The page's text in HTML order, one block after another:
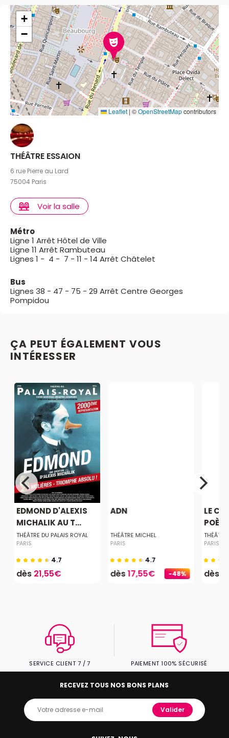
+
−
Leaflet | ©OpenStreetMapcontributors
THÉÂTRE ESSAION
6 rue Pierre au Lard
75004 Paris
Voir la salle
Métro
Ligne 1 Arrêt Hôtel de Ville
Ligne 11 Arrêt Rambuteau
Lignes 1 - 4 - 7 - 11 - 14 Arrêt Châtelet
Bus
Lignes 38 - 47 - 75 - 29 Arrêt Centre Georges
Pompidou
ÇA PEUT ÉGALEMENT VOUS
INTÉRESSER
EDMOND D'ALEXIS
MICHALIK AU T...
THÉÂTRE DU PALAIS ROYAL
PARIS
4.7
dès 21,55€ -48%
ADN
THÉÂTRE MICHEL
PARIS
4.7
dès17,55€
LE
THÉÂTRE
PARIS
dès
SERVICE CLIENT 7 / 7 PAIEMENT 100% SÉCURISÉ
RECEVEZ TOUS NOS BONS PLANS
Valider